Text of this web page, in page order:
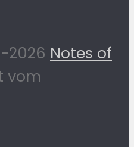
2026 Notes of
vom